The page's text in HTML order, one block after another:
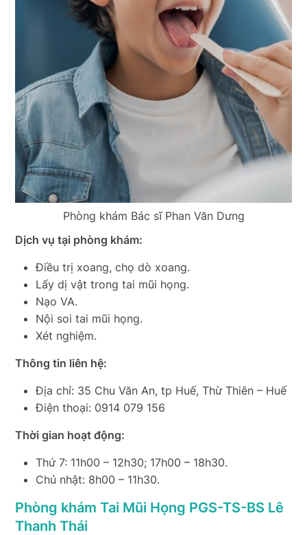
Phòng khám Bác sĩ Phan Văn Dưng
Dịch vụ tại phòng khám:
Điều trị xoang, chọ dò xoang.
Lấy dị vật trong tai mũi họng.
Nạo VA.
Nội soi tai mũi họng.
Xét nghiệm.
Thông tin liên hệ:
Địa chỉ: 35 Chu Văn An, tp Huế, Thừ Thiên – Huế
Điện thoại: 0914 079 156
Thời gian hoạt động:
Thứ 7: 11h00 – 12h30; 17h00 – 18h30.
Chủ nhật: 8h00 – 11h30.
Phòng khám Tai Mũi Họng PGS-TS-BS Lê
Thanh Thái